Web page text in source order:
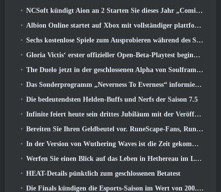
NCSoft kündigt Aion an 2 Starten Sie dieses Jahr „Coming West“.
Albion Online startet auf Xbox mit vollständiger plattformübergreifender Wiedergabe
Sechs kostenlose Spiele zum Ausprobieren während des Steam Medieval Fest
Gloria Victis‘ erster offizieller Open-Beta-Playtest beginnt heute
The Duelo jetzt in der geschlossenen Alpha von Soulframe verfügbar
Das Sonderprogramm „Neverness To Everness“ informiert Spieler darüber, was sie bei der Veröffentlichung erwartet
Die bedeutendsten Helden-Buffs und Nerfs der Saison 7.5
Infinite feiert heute sein drittes Jubiläum mit der Veröffentlichung von SS12 Lunaria
Bereiten Sie Ihren Geldbeutel vor. RuneScape-Fans, RuneFest-Tickets stehen kurz vor dem Verkauf
In der Version von Wuthering Waves ist die Zeit gekommen, Aemeath zu retten 3.3 Aktualisieren
Werfen Sie einen Blick auf das Leben in Hethereau im Launch-Gameplay-Vorschauvideo von Neverness To Everness
HEAT-Details pünktlich zum geschlossenen Betatest
Die Finals kündigen die Esports-Saison im Wert von 200.000 US-Dollar an